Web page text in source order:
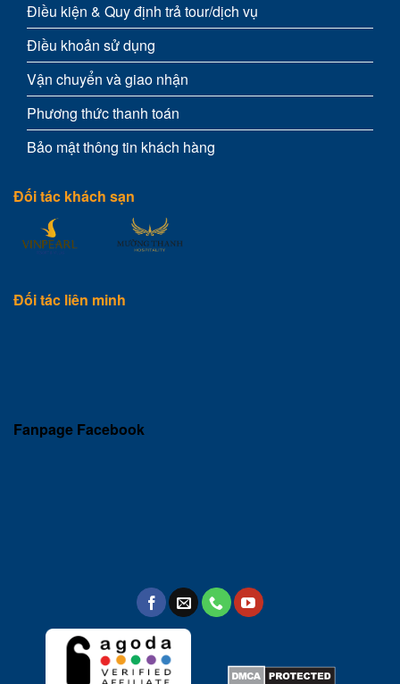
Điều kiện & Quy định trả tour/dịch vụ
Điều khoản sử dụng
Vận chuyển và giao nhận
Phương thức thanh toán
Bảo mật thông tin khách hàng
Đối tác khách sạn
Đối tác liên minh
Fanpage Facebook